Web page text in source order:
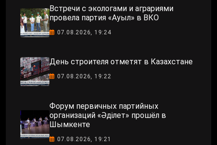
Встречи с экологами и аграриями
провела партия «Ауыл» в ВКО
07.08.2026, 19:24
День строителя отметят в Казахстане
07.08.2026, 19:22
Форум первичных партийных
организаций «Әділет» прошёл в
Шымкенте
07.08.2026, 19:21